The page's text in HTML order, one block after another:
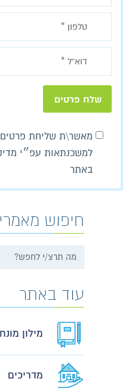
מאשר\ת שליחת
למשכנתאות עפ״י
באתר
חיפוש
עוד באתר
מילון
מדריכים